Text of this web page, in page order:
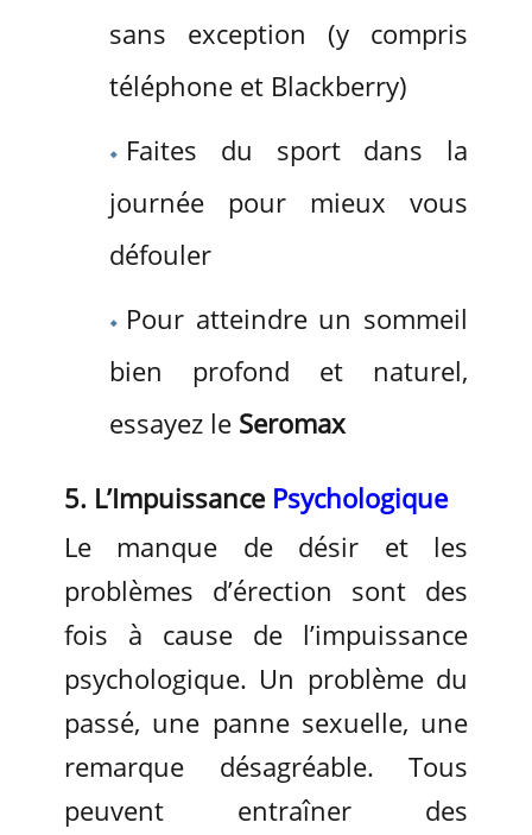
sans exception (y compris
téléphone et Blackberry)
Faites du sport dans la
journée pour mieux vous
défouler
Pour atteindre un sommeil
bien profond et naturel,
essayez le Seromax
5. L’Impuissance Psychologique
Le manque de désir et les
problèmes d’érection sont des
fois à cause de l’impuissance
psychologique. Un problème du
passé, une panne sexuelle, une
remarque désagréable. Tous
peuvent entraîner des